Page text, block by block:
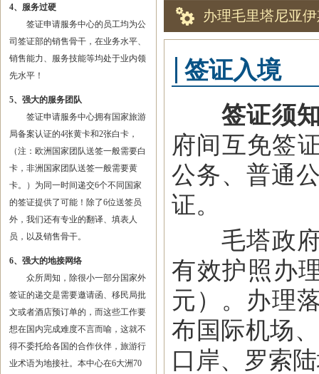
4、服务过硬
签证申请服务中心的员工均为公
司签证部的销售骨干，在业务水平、
销售能力、服务技能等均处于业内领
先水平！
5、强大的服务团队
签证申请服务中心拥有国家旅游
局备案认证的4张黄卡和2张白卡，
（注：欧洲国家团队送签一般需要白
卡，非洲国家团队送签一般需要黄
卡。）为同一时间递交6个不同国家
的签证提供了可能！除了6位送签员
外，我们还有专业的翻译、填表人
员，以及销售骨干。
6、强大的地接网络
众所周知，除很小一部分国家外
签证的递交是需要邀请函、移民局批
文或者酒店预订单的，而这些工作要
想在国内完成难度不言而喻，这就不
得不委托给各国的合作伙伴，旅游行
业术语为地接社。本中心在6大洲70
办理毛里塔尼亚
签证入境
签证须
府间互免签
公务、普通
证。
毛塔政府
有效护照办
元）。办理
布国际机场
口岸、罗索